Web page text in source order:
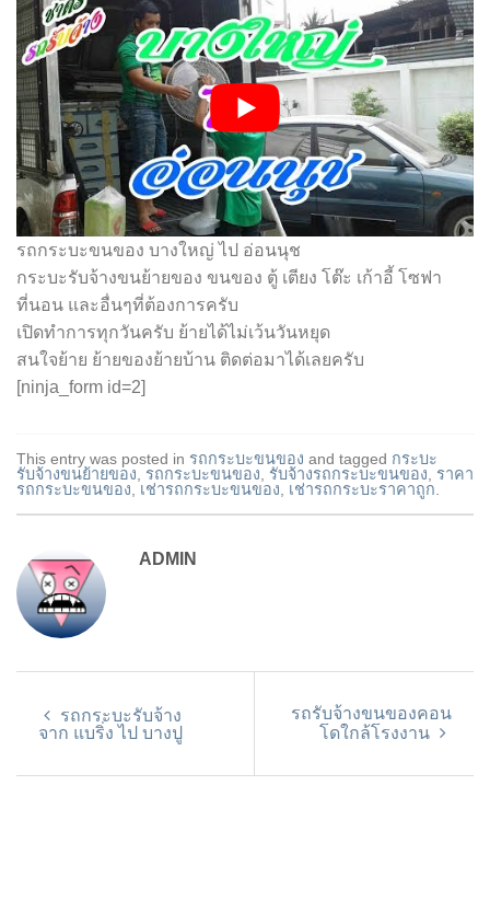
รถกระบะขนของ บางใหญ่ ไป อ่อนนุช
กระบะรับจ้างขนย้ายของ ขนของ ตู้ เตียง โต๊ะ เก้าอี้ โซฟา
ที่นอน และอื่นๆที่ต้องการครับ
เปิดทำการทุกวันครับ ย้ายได้ไม่เว้นวันหยุด
สนใจย้าย ย้ายของย้ายบ้าน ติดต่อมาได้เลยครับ
[ninja_form id=2]
This entry was posted in รถกระบะขนของ and tagged กระบะ
รับจ้างขนย้ายของ, รถกระบะขนของ, รับจ้างรถกระบะขนของ, ราคา
รถกระบะขนของ, เช่ารถกระบะขนของ, เช่ารถกระบะราคาถูก.
ADMIN
รถกระบะรับจ้าง
จาก แบริ่ง ไป บางปู
รถรับจ้างขนของคอน
โดใกล้โรงงาน